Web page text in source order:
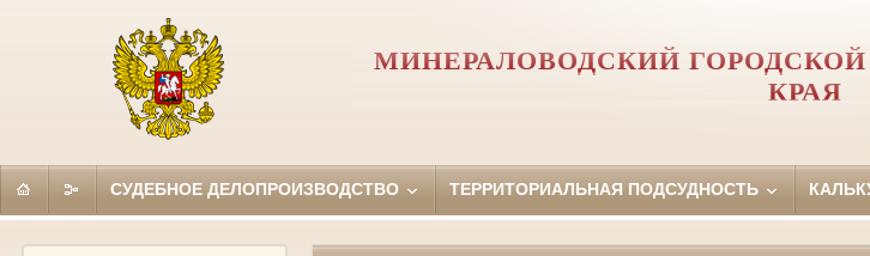
МИНЕРАЛОВОДСКИЙ
КРАЯ
СУДЕБНОЕ ДЕЛОПРОИЗВОДСТВО ТЕРРИТОРИАЛЬНАЯ ПОДСУДНОСТЬ